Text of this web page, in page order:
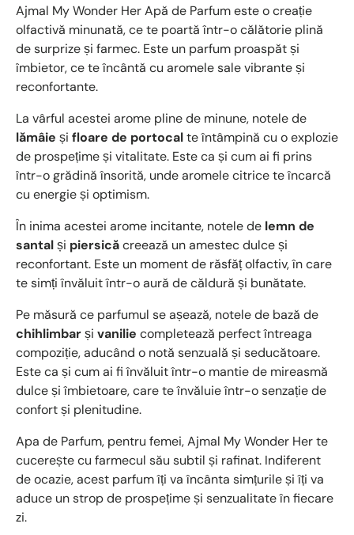
Ajmal My Wonder Her Apă de Parfum este o creație
olfactivă minunată, ce te poartă într-o călătorie plină
de surprize și farmec. Este un parfum proaspăt și
îmbietor, ce te încântă cu aromele sale vibrante și
reconfortante.
La vârful acestei arome pline de minune, notele de
lămâie și floare de portocalte întâmpină cu o explozie
de prospețime și vitalitate. Este ca și cum ai fi prins
într-o grădină însorită, unde aromele citrice te încarcă
cu energie și optimism.
În inima acestei arome incitante, notele de lemn de
santalși piersicăcreează un amestec dulce și
reconfortant. Este un moment de răsfăț olfactiv, în care
te simți învăluit într-o aură de căldură și bunătate.
Pe măsură ce parfumul se așează, notele de bază de
chihlimbarși vanilie completează perfect întreaga
compoziție, aducând o notă senzuală și seducătoare.
Este ca și cum ai fi învăluit într-o mantie de mireasmă
dulce și îmbietoare, care te învăluie într-o senzație de
confort și plenitudine.
Apa de Parfum, pentru femei, Ajmal My Wonder Her te
cucerește cu farmecul său subtil și rafinat. Indiferent
de ocazie, acest parfum îți va încânta simțurile și îți va
aduce un strop de prospețime și senzualitate în fiecare
zi.